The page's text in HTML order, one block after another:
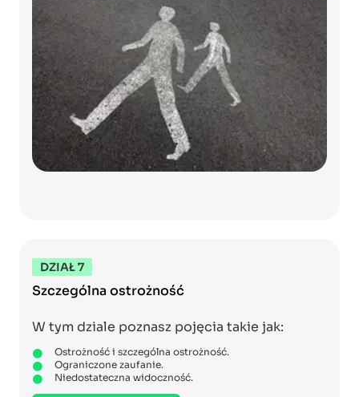
DZIAŁ 7
Szczególna ostrożność
W tym dziale poznasz pojęcia takie jak:
Ostrożność i szczególna ostrożność.
Ograniczone zaufanie.
Niedostateczna widoczność.